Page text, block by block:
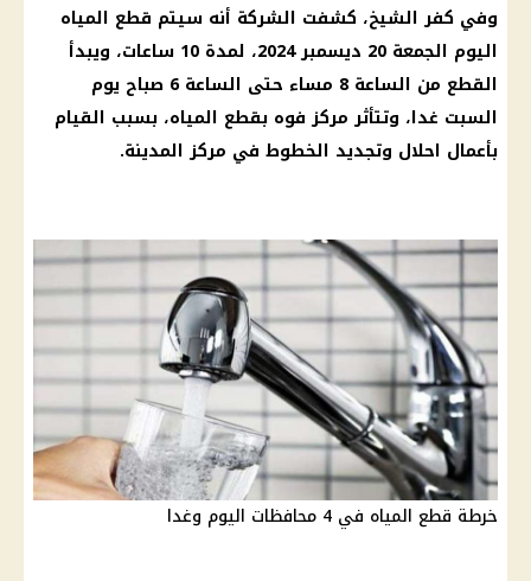
وفي كفر الشيخ، كشفت الشركة أنه سيتم قطع المياه
اليوم الجمعة 20 ديسمبر 2024، لمدة 10 ساعات، ويبدأ
القطع من الساعة 8 مساء حتى الساعة 6 صباح يوم
السبت غدا، وتتأثر مركز فوه بقطع المياه، بسبب القيام
بأعمال احلال وتجديد الخطوط في مركز المدينة.
خرطة قطع المياه في 4 محافظات اليوم وغدا